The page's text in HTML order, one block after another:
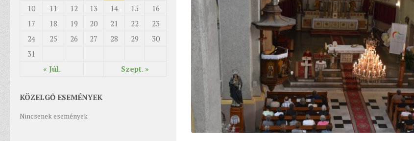
« Júl. Szept. »
10
11 12 13 14 15
16
17
18 19 20 21 22
23
24
25 26 27 28 29
30
31
KÖZELGŐ ESEMÉNYEK
Nincsenek események